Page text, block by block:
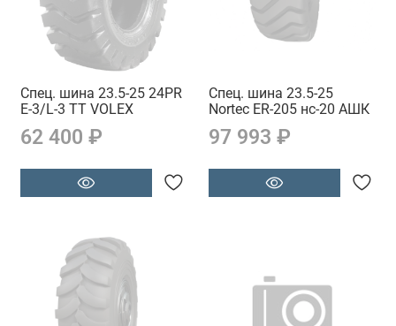
Спец. шина 23.5-25 24PR
E-3/L-3 TT VOLEX
62 400 ₽
Спец. шина 23.5-25
Nortec ER-205 нс-20 АШК
97 993 ₽